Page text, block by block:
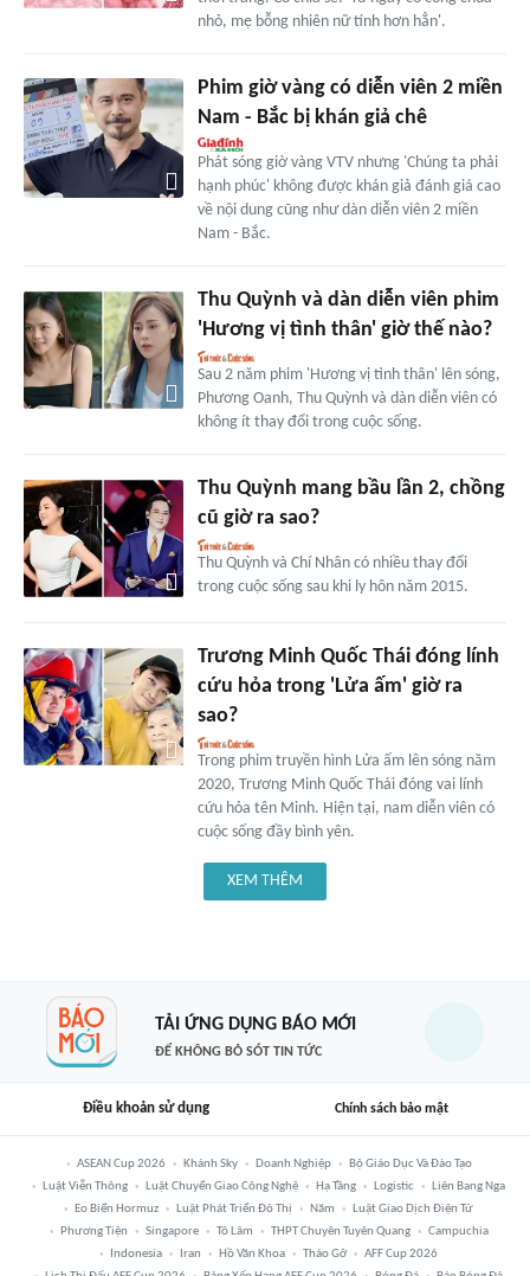
nhỏ, mẹ bỗng nhiên nữ tính hơn hẳn'.
Phim giờ vàng có diễn viên 2 miền
Nam - Bắc bị khán giả chê
Phát sóng giờ vàng VTV nhưng 'Chúng ta phải
hạnh phúc' không được khán giả đánh giá cao
về nội dung cũng như dàn diễn viên 2 miền
Nam - Bắc.
Thu Quỳnh và dàn diễn viên phim
'Hương vị tình thân' giờ thế nào?
Sau 2 năm phim 'Hương vị tình thân' lên sóng,
Phương Oanh, Thu Quỳnh và dàn diễn viên có
không ít thay đổi trong cuộc sống.
Thu Quỳnh mang bầu lần 2, chồng
cũ giờ ra sao?
Thu Quỳnh và Chí Nhân có nhiều thay đổi
trong cuộc sống sau khi ly hôn năm 2015.
Trương Minh Quốc Thái đóng lính
cứu hỏa trong 'Lửa ấm' giờ ra
sao?
Trong phim truyền hình Lửa ấm lên sóng năm
2020, Trương Minh Quốc Thái đóng vai lính
cứu hỏa tên Minh. Hiện tại, nam diễn viên có
cuộc sống đầy bình yên.
XEM THÊM
TẢI ỨNG DỤNG BÁO MỚI
ĐỂ KHÔNG BỎ SÓT TIN TỨC
Điều khoản sử dụng Chính sách bảo mật
ASEAN Cup 2026 Khánh Sky Doanh Nghiệp
Bộ Giáo Dục Và Đào Tạo
Luật Viễn Thông
Luật Chuyển Giao Công Nghệ Hạ Tầng Logistic
Liên Bang Nga
Eo Biển Hormuz
Luật Phát Triển Đô Thị Năm
Luật Giao Dịch Điện Tử
Phương Tiện
Singapore Tô Lâm THPT Chuyên Tuyên Quang
Campuchia
Indonesia
Iran Hồ Văn Khoa Tháo Gỡ
AFF Cup 2026